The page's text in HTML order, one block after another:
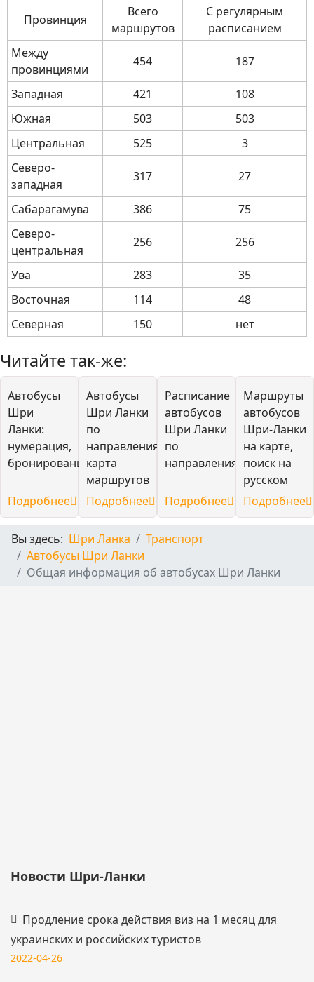
Провинция
Всего
маршрутов
С регулярным
расписанием
Между
провинциями
454 187
Западная 421
108
Южная
503
503
Центральная
525
3
Северо-
западная
317 27
Сабарагамува 386
75
Северо-
центральная
256 256
Ува 283
35
Восточная
114
48
Северная
150 нет
Читайте так-же:
Автобусы
Шри
Ланки:
нумерация,
бронирование
Подробнее
Автобусы
Шри Ланки
по
направлениям,
карта
маршрутов
Подробнее
Расписание
автобусов
Шри Ланки
по
направлениям
Подробнее
Маршруты
автобусов
Шри-Ланки
на карте,
поиск на
русском
Подробнее
Вы здесь: Шри Ланка
Транспорт
Автобусы Шри Ланки
Общая информация об автобусах Шри Ланки
Новости Шри-Ланки
Продление срока действия виз на 1 месяц для
украинских и российских туристов
2022-04-26